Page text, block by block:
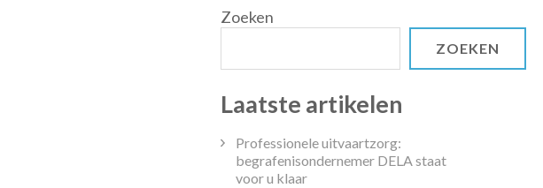
Zoeken
ZOEKEN
Laatste artikelen
Professionele uitvaartzorg:
begrafenisondernemer DELA staat
voor u klaar